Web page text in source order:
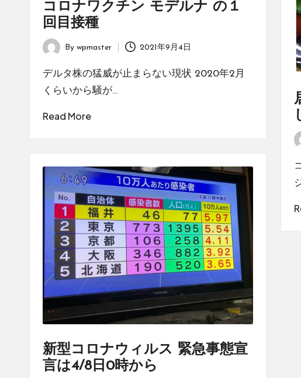
コロナワクチン モデルナ の１
回目接種
Posted
by
By wpmaster 2021年9月4日
デルタ株の猛威が止まらない現状 2020年2月
くらいから騒が…
Read More
新型コロナウィルス 緊急事態宣
言は4/8日0時から